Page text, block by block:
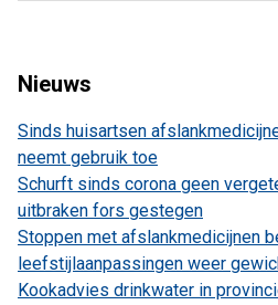
Nieuws
Sinds huisartsen
neemt gebruik toe
Schurft sinds corona geen
uitbraken fors gestegen
Stoppen met afslankmedicijnen
leefstijlaanpassingen weer
Kookadvies drinkwater in